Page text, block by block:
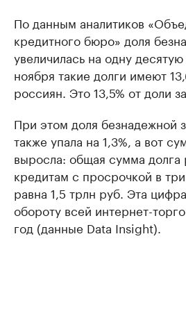
По данным аналитиков
кредитного бюро» доля
увеличилась на одну
ноября такие долги имеют
россиян. Это 13,5% от доли
При этом доля безнадежной
также упала на 1,3%, а вот
выросла: общая сумма долга
кредитам с просрочкой в
равна 1,5 трлн руб. Эта
обороту всей интернет-
год (данные Data Insight).